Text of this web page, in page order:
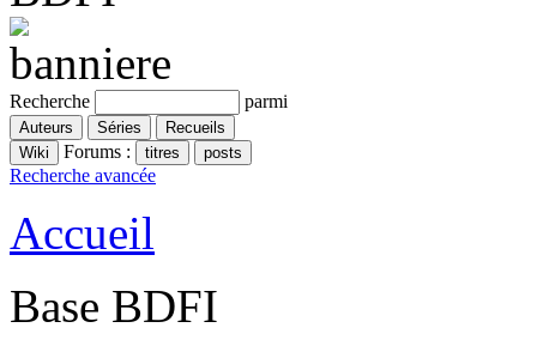
Recherche parmi
Forums :
Recherche avancée
Accueil
Base BDFI